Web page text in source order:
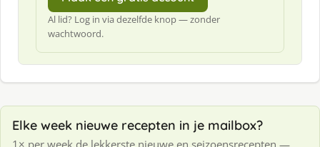
Al lid? Log in via dezelfde knop — zonder
wachtwoord.
Elke week nieuwe recepten in je mailbox?